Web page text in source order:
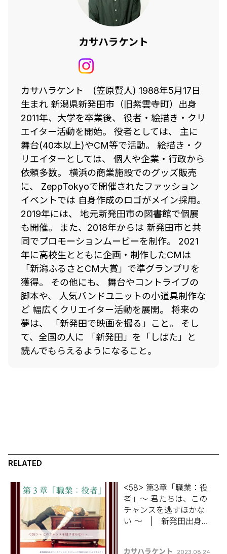
カサハラケント
カサハラケント (笠原賢人) 1988年5月17日
生まれ 新潟県新発田市（旧紫雲寺町）出身
2011年、大学を卒業後、 役者・絵描き・クリ
エイター活動を開始。 役者としては、 主に
舞台(40本以上)やCM等で活動。 絵描き・ク
リエイターとしては、 個人や企業・行政から
依頼多数。 横浜の商業施設でのグッズ販売
に、 ZeppTokyoで開催されたファッション
イベントでは 自身作成のロゴがメイン採用。
2019年には、 地元新発田市の図書館で個展
も開催。 また、2018年からは 新発田市と共
同でプロモーションムービーを制作。 2021
年に高校生とともに企画・制作したCMは
「新潟ふるさとCM大賞」で準グランプリを
獲得。 その他にも、 舞台やコントライブの
脚本や、 人気バンドユニットの小道具制作な
ど 幅広くクリエイター活動を展開。 将来の
夢は、 「新発田で映画を撮る」こと。 そし
て、全国の人に 「新発田」を「しばた」と
読んでもらえるようになること。
RELATED
<58> 第3章「職業：役
者」～ 君たちは、この
チャンスを逃すほかな
い ～ | 新発田出身カ
カサハラケント 2023.08.24